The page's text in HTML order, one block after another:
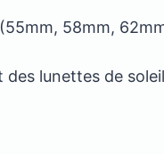
58mm,
lunettes de